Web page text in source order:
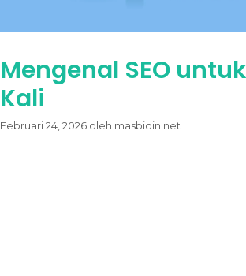
Mengenal SEO
Kali
Februari 24, 2026 oleh masbidin net